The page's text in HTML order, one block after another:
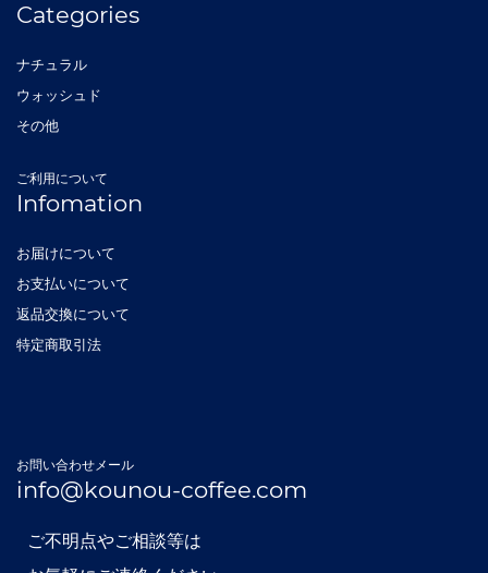
Categories
ナチュラル
ウォッシュド
その他
ご利用について
Infomation
お届けについて
お支払いについて
返品交換について
特定商取引法
お問い合わせメール
info@kounou-coffee.com
ご不明点やご相談等は